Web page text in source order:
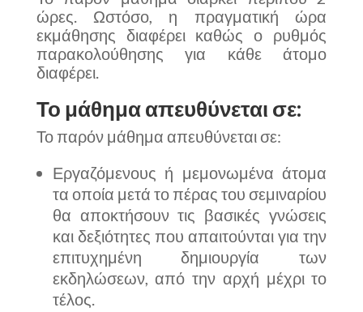
ώρες. Ωστόσο, η πραγματική ώρα
εκμάθησης διαφέρει καθώς ο ρυθμός
παρακολούθησης για κάθε άτομο
διαφέρει.
Το μάθημα απευθύνεται σε:
Το παρόν μάθημα απευθύνεται σε:
Εργαζόμενους ή μεμονωμένα άτομα
τα οποία μετά το πέρας του σεμιναρίου
θα αποκτήσουν τις βασικές γνώσεις
και δεξιότητες που απαιτούνται για την
επιτυχημένη δημιουργία των
εκδηλώσεων, από την αρχή μέχρι το
τέλος.